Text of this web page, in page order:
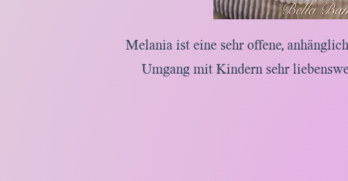
Melania ist eine sehr offene,
Umgang mit Kindern sehr